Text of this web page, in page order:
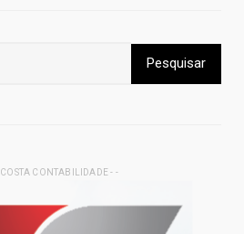
CONTABILIDADE - -